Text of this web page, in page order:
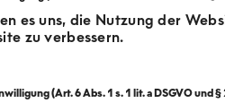
es uns, die Nutzung der
zu verbessern.